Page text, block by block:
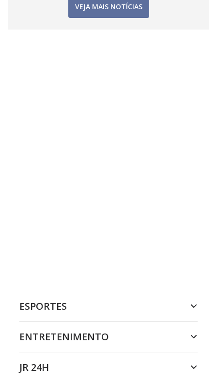
VEJA MAIS NOTÍCIAS
ESPORTES
ENTRETENIMENTO
JR 24H